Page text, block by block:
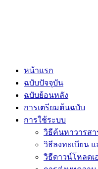
หน้าแรก
ฉบับปัจจุบัน
ฉบับย้อนหลัง
การเตรียมต้นฉบับ
การใช้ระบบ
วิธีค้นหาวารส
วิธีลงทะเบียน
วิธีดาวน์โหลดเ